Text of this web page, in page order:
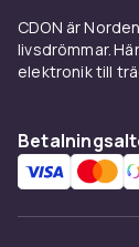
CDON är
livsdrömmar.
elektronik till